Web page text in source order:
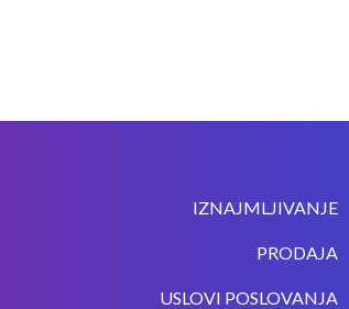
IZNAJMLJIVANJE
PRODAJA
USLOVI POSLOVANJA